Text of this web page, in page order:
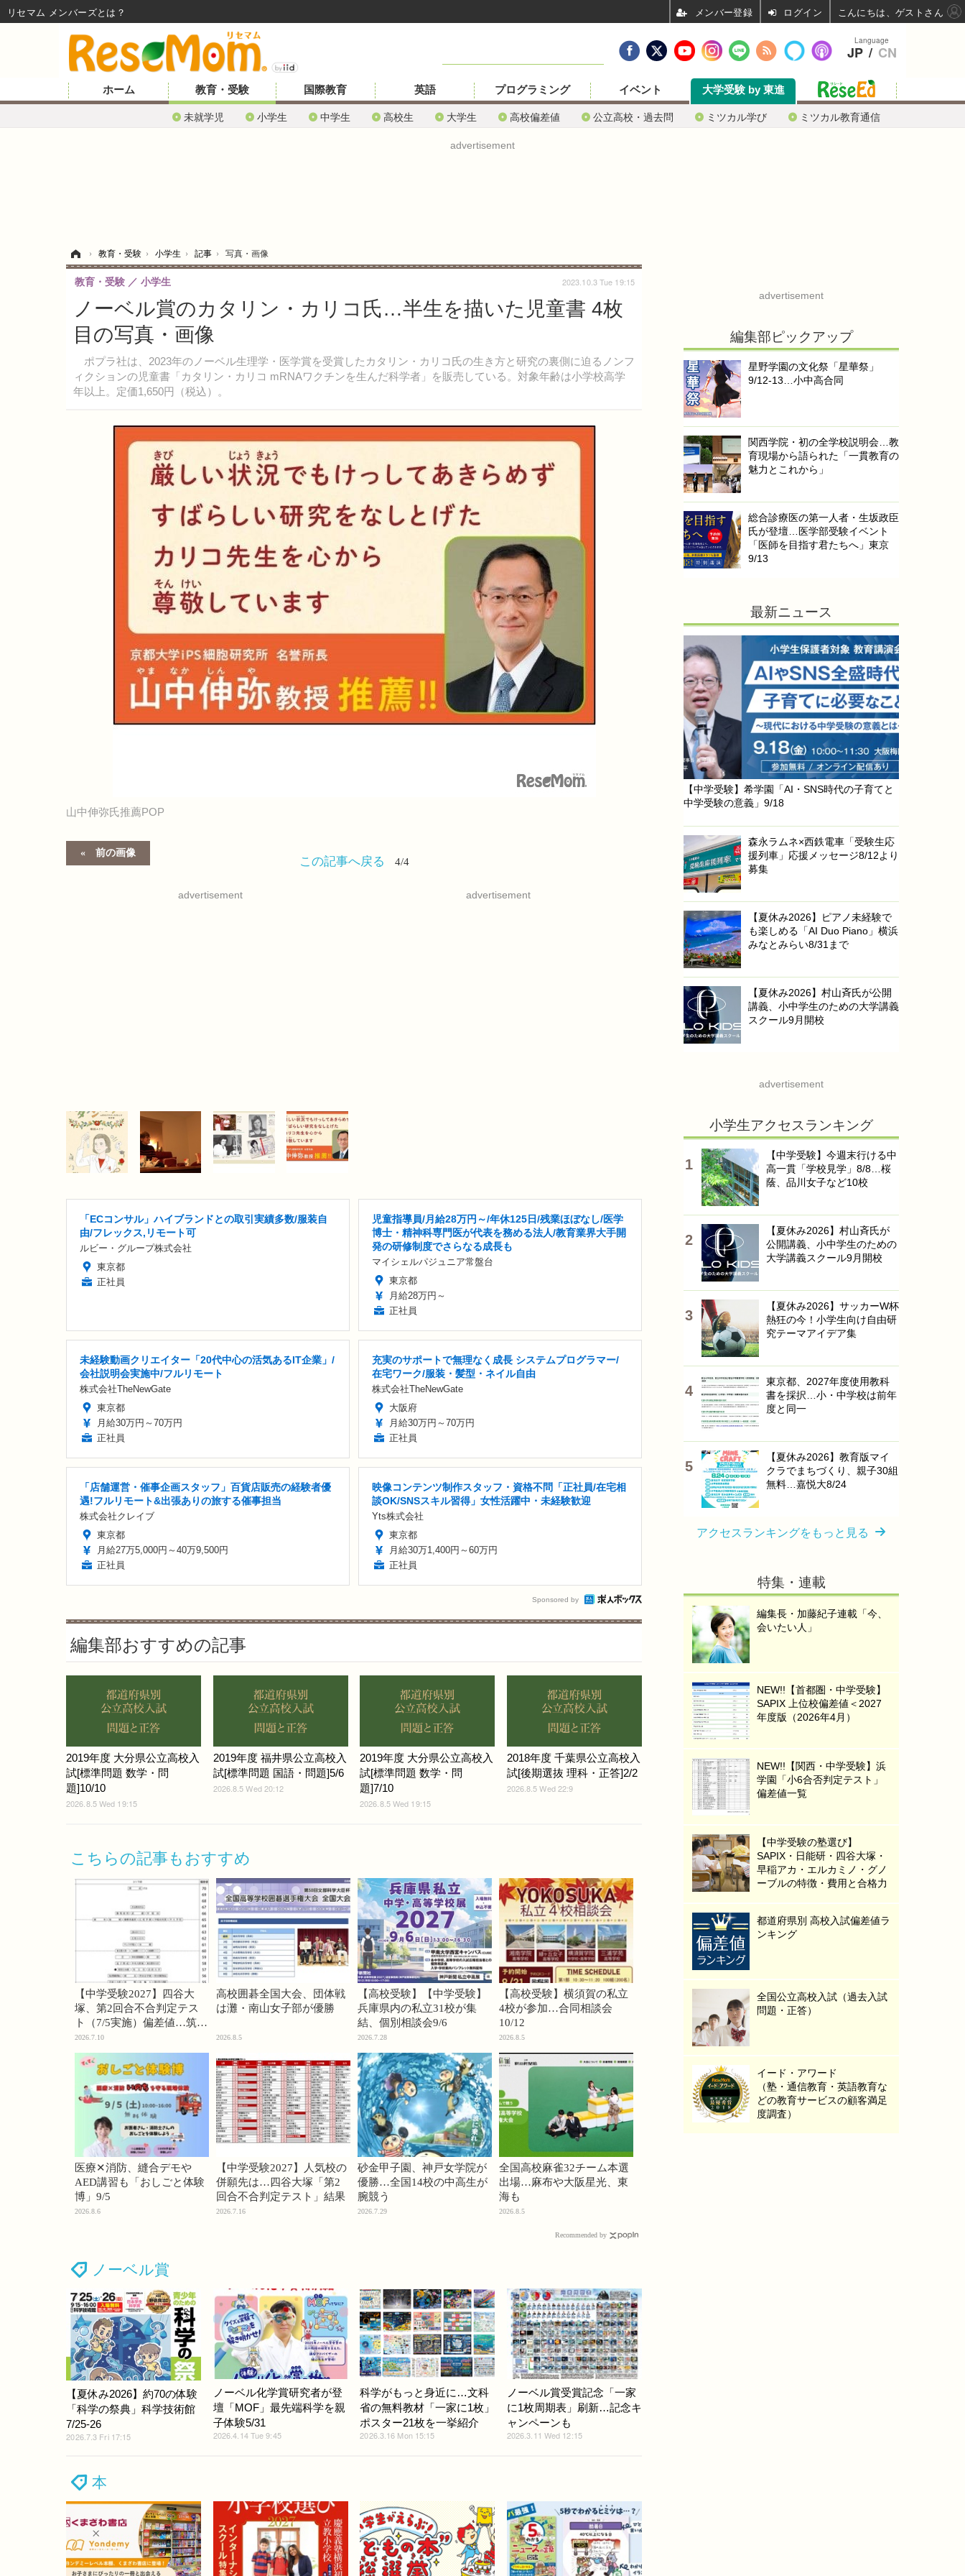
ホーム 教育・受験
未就学児 小学生 中学生 高校生 大学生 高校偏差値 公立高校・過去問 ミツカル学び ミツカル教育通信
国際教育 英語 プログラミング イベント 大学受験 by 東進
advertisement
› 教育・受験 › 小学生 › 記事 › 写真・画像
ノーベル賞のカタリン・カリコ氏…半生を描いた児童書 4枚
目の写真・画像
ポプラ社は、2023年のノーベル生理学・医学賞を受賞したカタリン・カリコ氏の生き方と研究の裏側に迫るノンフ
ィクションの児童書「カタリン・カリコ mRNAワクチンを生んだ科学者」を販売している。対象年齢は小学校高学
年以上。定価1,650円（税込）。
教育・受験 小学生 2023.10.3 Tue 19:15
山中伸弥氏推薦POP
前の画像
この記事へ戻る 4/4
advertisement advertisement
「ECコンサル」ハイブランドとの取引実績多数/服装自
由/フレックス,リモート可
ルビー・グループ株式会社
東京都
正社員
児童指導員/月給28万円～/年休125日/残業ほぼなし/医学
博士・精神科専門医が代表を務める法人/教育業界大手開
発の研修制度でさらなる成長も
マイシェルパジュニア常盤台
東京都
月給28万円～
正社員
未経験動画クリエイター「20代中心の活気あるIT企業」/
会社説明会実施中/フルリモート
株式会社TheNewGate
東京都
月給30万円～70万円
正社員
充実のサポートで無理なく成長 システムプログラマー/
在宅ワーク/服装・髪型・ネイル自由
株式会社TheNewGate
大阪府
月給30万円～70万円
正社員
「店舗運営・催事企画スタッフ」百貨店販売の経験者優
遇!フルリモート&出張ありの旅する催事担当
株式会社クレイブ
東京都
月給27万5,000円～40万9,500円
正社員
映像コンテンツ制作スタッフ・資格不問「正社員/在宅相
談OK/SNSスキル習得」女性活躍中・未経験歓迎
Yts株式会社
東京都
月給30万1,400円～60万円
正社員
Sponsored by
編集部おすすめの記事
2019年度 大分県公立高校入
試[標準問題 数学・問
題]10/10
2026.8.5 Wed 19:15
2019年度 福井県公立高校入
試[標準問題 国語・問題]5/6
2026.8.5 Wed 20:12
2019年度 大分県公立高校入
試[標準問題 数学・問
題]7/10
2026.8.5 Wed 19:15
2018年度 千葉県公立高校入
試[後期選抜 理科・正答]2/2
2026.8.5 Wed 22:9
こちらの記事もおすすめ
【中学受験2027】四谷大
塚、第2回合不合判定テス
ト（7/5実施）偏差値…筑駒
74・桜蔭70＜PR＞
2026.7.10
高校囲碁全国大会、団体戦
は灘・南山女子部が優勝
2026.8.5
【高校受験】【中学受験】
兵庫県内の私立31校が集
結、個別相談会9/6
2026.7.28
【高校受験】横須賀の私立
4校が参加…合同相談会
10/12
2026.8.5
医療✕消防、縫合デモや
AED講習も「おしごと体験
博」9/5
2026.8.6
【中学受験2027】人気校の
併願先は…四谷大塚「第2
回合不合判定テスト」結果
2026.7.16
砂金甲子園、神戸女学院が
優勝…全国14校の中高生が
腕競う
2026.7.29
全国高校麻雀32チーム本選
出場…麻布や大阪星光、東
海も
2026.8.5
Recommended by
ノーベル賞
【夏休み2026】約70の体験
「科学の祭典」科学技術館
7/25-26
2026.7.3 Fri 17:15
ノーベル化学賞研究者が登
壇「MOF」最先端科学を親
子体験5/31
2026.4.14 Tue 9:45
科学がもっと身近に…文科
省の無料教材「一家に1枚」
ポスター21枚を一挙紹介
2026.3.16 Mon 15:15
ノーベル賞受賞記念「一家
に1枚周期表」刷新…記念キ
ャンペーンも
2026.3.11 Wed 12:15
本
advertisement
編集部ピックアップ
星野学園の文化祭「星華祭」
9/12-13…小中高合同
関西学院・初の全学校説明会…教
育現場から語られた「一貫教育の
魅力とこれから」
総合診療医の第一人者・生坂政臣
氏が登壇…医学部受験イベント
「医師を目指す君たちへ」東京
9/13
最新ニュース
【中学受験】希学園「AI・SNS時代の子育てと
中学受験の意義」9/18
森永ラムネ×西鉄電車「受験生応
援列車」応援メッセージ8/12より
募集
【夏休み2026】ピアノ未経験で
も楽しめる「AI Duo Piano」横浜
みなとみらい8/31まで
【夏休み2026】村山斉氏が公開
講義、小中学生のための大学講義
スクール9月開校
advertisement
小学生アクセスランキング
【中学受験】今週末行ける中
高一貫「学校見学」8/8…桜
蔭、品川女子など10校
【夏休み2026】村山斉氏が
公開講義、小中学生のための
大学講義スクール9月開校
【夏休み2026】サッカーW杯
熱狂の今！小学生向け自由研
究テーマアイデア集
東京都、2027年度使用教科
書を採択…小・中学校は前年
度と同一
【夏休み2026】教育版マイ
クラでまちづくり、親子30組
無料…嘉悦大8/24
アクセスランキングをもっと見る
特集・連載
編集長・加藤紀子連載「今、
会いたい人」
NEW!!【首都圏・中学受験】
SAPIX 上位校偏差値＜2027
年度版（2026年4月）
NEW!!【関西・中学受験】浜
学園「小6合否判定テスト」
偏差値一覧
【中学受験の塾選び】
SAPIX・日能研・四谷大塚・
早稲アカ・エルカミノ・グノ
ーブルの特徴・費用と合格力
都道府県別 高校入試偏差値ラ
ンキング
全国公立高校入試（過去入試
問題・正答）
イード・アワード
（塾・通信教育・英語教育な
どの教育サービスの顧客満足
度調査）
Language
JP / CN
リセマム メンバーズ ログイン こんにちは、ゲストさん